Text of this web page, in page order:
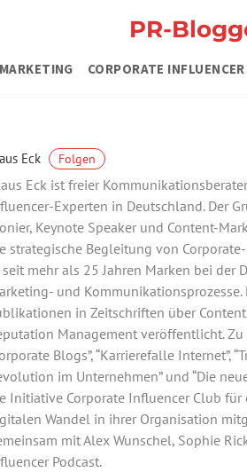
PR-
CORPORATE INFLUENCER
Eck Folgen
Eck ist freier
Experten in Deutschland. Der
Keynote Speaker und Content-
strategische Begleitung von
mehr als 25 Jahren Marken bei der
und
in Zeitschriften über
Management veröffentlicht.
Blogs”, “Karrierefalle Internet”,
im Unternehmen” und “Die
Initiative Corporate Influencer Club
Wandel in ihrer Organisation
mit Alex Wunschel, Sophie
Podcast.